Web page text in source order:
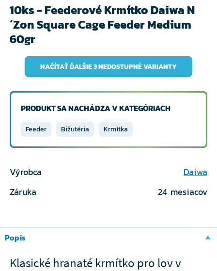
10ks - Feederové Krmítko Daiwa N
´Zon Square Cage Feeder Medium
60gr
NAČÍTAŤ ĎALŠIE 3 NEDOSTUPNÉ VARIANTY
PRODUKT SA NACHÁDZA V KATEGÓRIACH
Feeder Bižutéria Krmítka
Výrobca
Daiwa
Záruka
24 mesiacov
Popis
Klasické hranaté krmítko pro lov v